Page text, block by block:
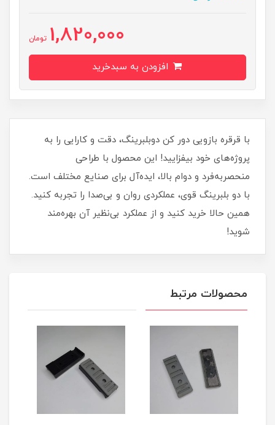
1,820,000 تومان
با قرقره بازویی دور کن دوبلبرینگ، دقت و کارایی را به
پروژه‌های خود بیفزایید! این محصول با طراحی
منحصر‌به‌فرد و دوام بالا، ایده‌آل برای صنایع مختلف است.
با دو بلبرینگ قوی، عملکردی روان و بی‌صدا را تجربه کنید.
همین حالا خرید کنید و از عملکرد بی‌نظیر آن بهره‌مند
شوید!
محصولات مرتبط